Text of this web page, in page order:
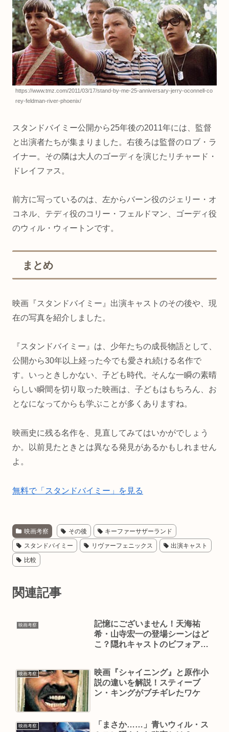
https://www.tmz.com/2011/03/17/stand-by-me-25-anniversary-jerry-oconnell-co
rey-feldman-river-phoenix/
スタンドバイミー公開から25年後の2011年には、監督
と出演者たちが集まりました。右後ろは監督のロブ・ラ
イナー。その隣は大人のゴーディを演じたリチャード・
ドレイファス。
前方に写っているのは、左からバーン役のジェリー・オ
コネル、テディ役のコリー・フェルドマン、ゴーディ役
のウィル・ウィートンです。
まとめ
映画『スタンドバイミー』出演キャストのその後や、現
在の写真を紹介しました。
『スタンドバイミー』は、少年たちの成長物語として、
公開から30年以上経った今でも愛され続ける名作で
す。いっときしかない、子ども時代。そんな一瞬の素晴
らしい瞬間を切り取った映画は、子どもはもちろん、お
となになってからも学ぶことが多くありますね。
映画史に残る名作を、見直してみてはいかがでしょう
か。以前見たときとは異なる発見があるかもしれません
よ。
無料で「スタンドバイミー」を見る
映画考察 その後 キーファーサザーランド
スタンドバイミー リヴァーフェニックス
出演キャスト
比較
関連記事
映画考察
記憶にございません！天海祐
希・山寺宏一の登場シーンはど
こ？隠れキャストのビフォアア
映画考察
映画『シャイニング』と原作小
説の違いを解説！スティーブ
ン・キングがブチギレたワケ
映画考察
「まさか……」青いウィル・ス